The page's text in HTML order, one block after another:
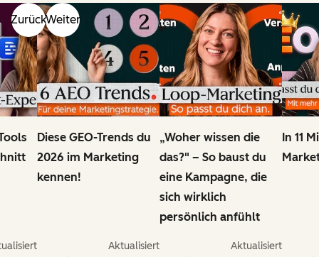
ZurückWeiter
Diese GEO-Trends du
2026 im Marketing
kennen!
Aktualisiert
„Woher wissen die
das?" – So baust du
eine Kampagne, die
sich wirklich
persönlich anfühlt
Aktualisiert
In 11